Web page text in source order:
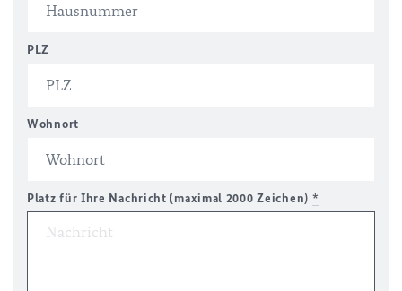
PLZ
Wohnort
Platz für Ihre Nachricht (maximal 2000 Zeichen) *